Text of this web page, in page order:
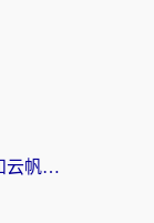
海外党必看：穿梭VPN好用吗？和云帆VPN对比哪个回国效果更好？附真实测评+避坑指南